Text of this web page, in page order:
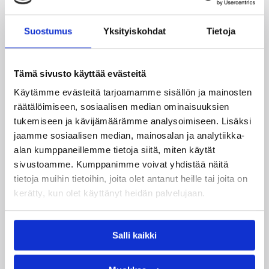
Suostumus Yksityiskohdat Tietoja
Tämä sivusto käyttää evästeitä
Käytämme evästeitä tarjoamamme sisällön ja mainosten
räätälöimiseen, sosiaalisen median ominaisuuksien
tukemiseen ja kävijämäärämme analysoimiseen. Lisäksi
jaamme sosiaalisen median, mainosalan ja analytiikka-
alan kumppaneillemme tietoja siitä, miten käytät
sivustoamme. Kumppanimme voivat yhdistää näitä
tietoja muihin tietoihin, joita olet antanut heille tai joita on
kerätty, kun olet käyttänyt heidän palvelujaan.
Salli kaikki
3×3 01.08.2026 17:37
3×3 Finland ja Drive Academy
Elite Suomen mestareiksi
Leppävaarassa – finaalipäivä
tarjosi huippuluokan 3×3-
3×3-koripallon SM-kiertue huipentui lauantaina